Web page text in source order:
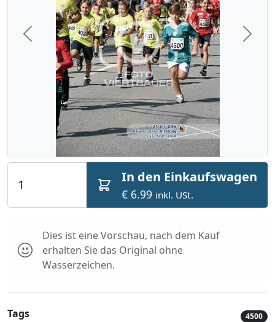
Previous Next
In den Einkaufswagen
€ 6.99 inkl. USt.
Dies ist eine Vorschau, nach dem Kauf
erhalten Sie das Original ohne
Wasserzeichen.
Tags 4500